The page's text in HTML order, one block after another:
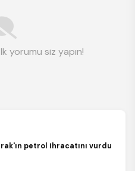
yorumu siz yapın!
petrol ihracatını vurdu